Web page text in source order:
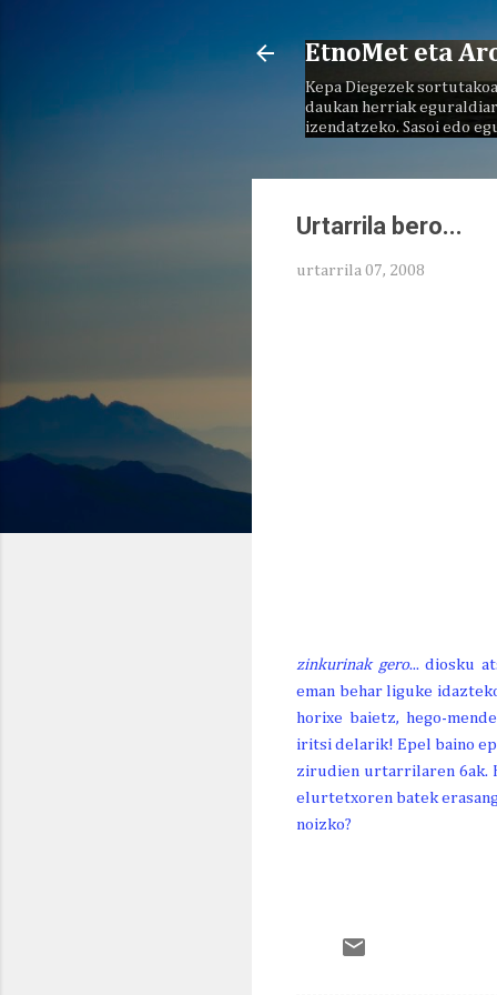
EtnoMet eta
Kepa Diegezek
daukan herriak
izendatzeko. Sasoi edo
Urtarrila bero...
urtarrila 07, 2008
zinkurinak gero... diosku
eman behar liguke
horixe baietz, hego-
iritsi delarik! Epel baino
zirudien urtarrilaren 6ak.
elurtetxoren batek
noizko?
GAUR
BIHAR
17º/ 24º